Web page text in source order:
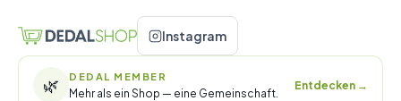
Instagram
🌿 DEDAL MEMBER
Mehr als ein Shop — eine Gemeinschaft.
Entdecken →